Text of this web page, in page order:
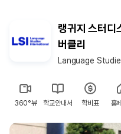
랭귀지 스터디
버클리
Language
360°뷰 학교안내서 학비표 홈